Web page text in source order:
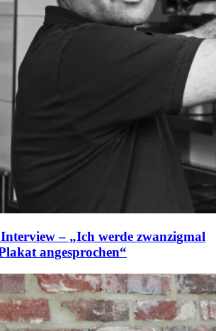
– „Ich werde zwanzigmal
angesprochen“